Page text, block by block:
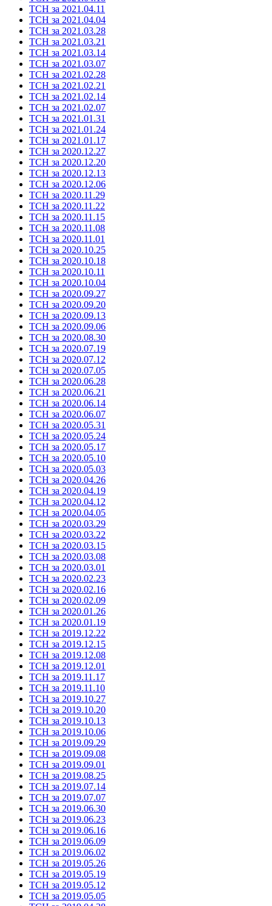
ТСН за 2021.04.11
ТСН за 2021.04.04
ТСН за 2021.03.28
ТСН за 2021.03.21
ТСН за 2021.03.14
ТСН за 2021.03.07
ТСН за 2021.02.28
ТСН за 2021.02.21
ТСН за 2021.02.14
ТСН за 2021.02.07
ТСН за 2021.01.31
ТСН за 2021.01.24
ТСН за 2021.01.17
ТСН за 2020.12.27
ТСН за 2020.12.20
ТСН за 2020.12.13
ТСН за 2020.12.06
ТСН за 2020.11.29
ТСН за 2020.11.22
ТСН за 2020.11.15
ТСН за 2020.11.08
ТСН за 2020.11.01
ТСН за 2020.10.25
ТСН за 2020.10.18
ТСН за 2020.10.11
ТСН за 2020.10.04
ТСН за 2020.09.27
ТСН за 2020.09.20
ТСН за 2020.09.13
ТСН за 2020.09.06
ТСН за 2020.08.30
ТСН за 2020.07.19
ТСН за 2020.07.12
ТСН за 2020.07.05
ТСН за 2020.06.28
ТСН за 2020.06.21
ТСН за 2020.06.14
ТСН за 2020.06.07
ТСН за 2020.05.31
ТСН за 2020.05.24
ТСН за 2020.05.17
ТСН за 2020.05.10
ТСН за 2020.05.03
ТСН за 2020.04.26
ТСН за 2020.04.19
ТСН за 2020.04.12
ТСН за 2020.04.05
ТСН за 2020.03.29
ТСН за 2020.03.22
ТСН за 2020.03.15
ТСН за 2020.03.08
ТСН за 2020.03.01
ТСН за 2020.02.23
ТСН за 2020.02.16
ТСН за 2020.02.09
ТСН за 2020.01.26
ТСН за 2020.01.19
ТСН за 2019.12.22
ТСН за 2019.12.15
ТСН за 2019.12.08
ТСН за 2019.12.01
ТСН за 2019.11.17
ТСН за 2019.11.10
ТСН за 2019.10.27
ТСН за 2019.10.20
ТСН за 2019.10.13
ТСН за 2019.10.06
ТСН за 2019.09.29
ТСН за 2019.09.08
ТСН за 2019.09.01
ТСН за 2019.08.25
ТСН за 2019.07.14
ТСН за 2019.07.07
ТСН за 2019.06.30
ТСН за 2019.06.23
ТСН за 2019.06.16
ТСН за 2019.06.09
ТСН за 2019.06.02
ТСН за 2019.05.26
ТСН за 2019.05.19
ТСН за 2019.05.12
ТСН за 2019.05.05